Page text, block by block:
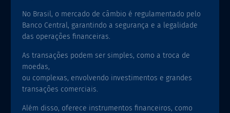
No Brasil, o mercado de câmbio é regulamentado pelo
Banco Central, garantindo a segurança e a legalidade
das operações financeiras.
As transações podem ser simples, como a troca de
moedas,
ou complexas, envolvendo investimentos e grandes
transações comerciais.
Além disso, oferece instrumentos financeiros, como